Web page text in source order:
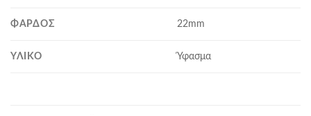
ΦΆΡΔΟΣ 22mm
ΥΛΙΚΌ Ύφασμα